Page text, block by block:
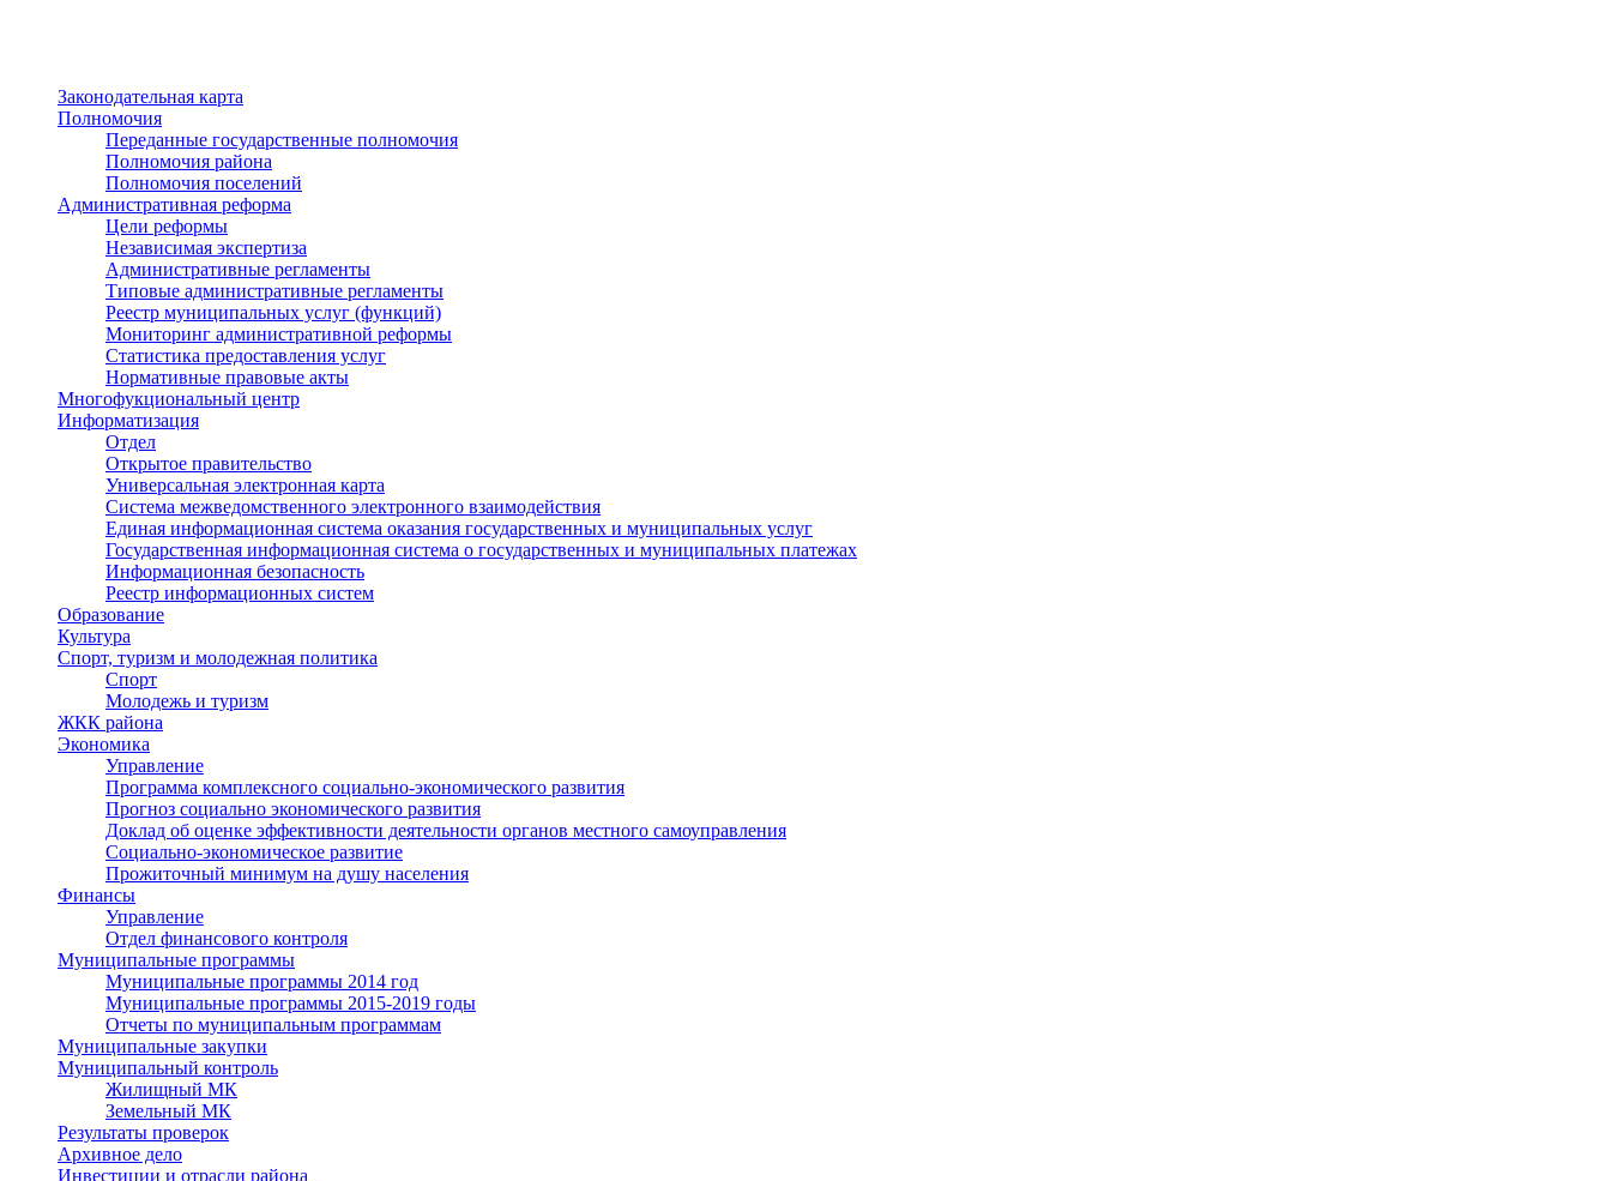
Законодательная карта
Полномочия
Переданные государственные полномочия
Полномочия района
Полномочия поселений
Административная реформа
Цели реформы
Независимая экспертиза
Административные регламенты
Типовые административные регламенты
Реестр муниципальных услуг (функций)
Мониторинг административной реформы
Статистика предоставления услуг
Нормативные правовые акты
Многофукциональный центр
Информатизация
Отдел
Открытое правительство
Универсальная электронная карта
Система межведомственного электронного взаимодействия
Единая информационная система оказания государственных и муниципальных услуг
Государственная информационная система о государственных и муниципальных платежах
Информационная безопасность
Реестр информационных систем
Образование
Культура
Спорт, туризм и молодежная политика
Спорт
Молодежь и туризм
ЖКК района
Экономика
Управление
Программа комплексного социально-экономического развития
Прогноз социально экономического развития
Доклад об оценке эффективности деятельности органов местного самоуправления
Социально-экономическое развитие
Прожиточный минимум на душу населения
Финансы
Управление
Отдел финансового контроля
Муниципальные программы
Муниципальные программы 2014 год
Муниципальные программы 2015-2019 годы
Отчеты по муниципальным программам
Муниципальные закупки
Муниципальный контроль
Жилищный МК
Земельный МК
Результаты проверок
Архивное дело
Инвестиции и отрасли района